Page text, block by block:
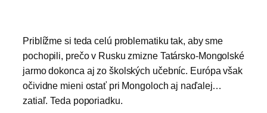
Priblížme si teda celú problematiku tak, aby sme
pochopili, prečo v Rusku zmizne Tatársko-Mongolské
jarmo dokonca aj zo školských učebníc. Európa však
očividne mieni ostať pri Mongoloch aj naďalej…
zatiaľ. Teda poporiadku.